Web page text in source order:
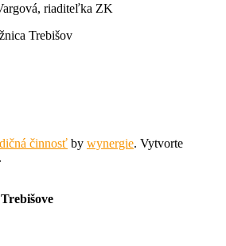
riaditeľka ZK
Trebišov
činnosť by wynergie. Vytvorte
.